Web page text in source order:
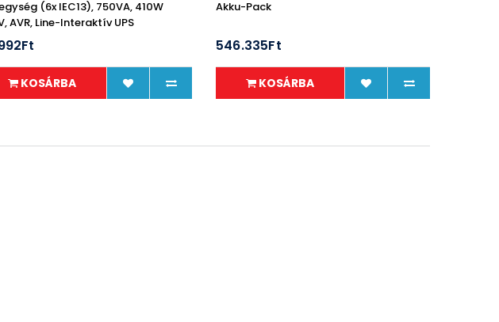
(6x IEC13), 750VA, 410W
AVR, Line-Interaktív UPS
KOSÁRBA
Akku-Pack
546.335Ft
KOSÁRBA